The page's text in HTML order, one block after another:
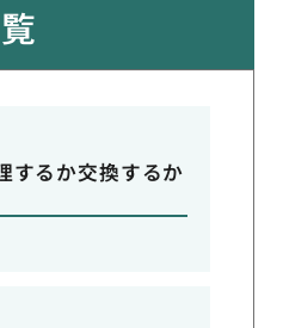
するか交換するか